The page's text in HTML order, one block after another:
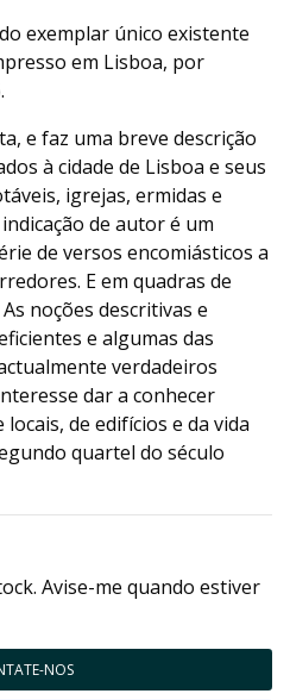
exemplar único existente
em Lisboa, por
e faz uma breve descrição
à cidade de Lisboa e seus
igrejas, ermidas e
de autor é um
de versos encomiásticos a
E em quadras de
noções descritivas e
e algumas das
verdadeiros
dar a conhecer
de edifícios e da vida
quartel do século
Avise-me quando estiver
NOS